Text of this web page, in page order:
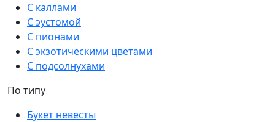
С каллами
С эустомой
С пионами
С экзотическими цветами
С подсолнухами
По типу
Букет невесты